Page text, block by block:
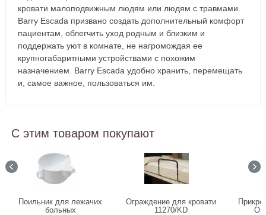
кровати малоподвижным людям или людям с травмами.
Barry Escada призвано создать дополнительный комфорт
пациентам, облегчить уход родным и близким и
поддержать уют в комнате, не нагромождая ее
крупногабаритными устройствами с похожим
назначением. Barry Escada удобно хранить, перемещать
и, самое важное, пользоваться им.
С этим товаром покупают
Поильник для лежачих
больных
Ограждение для кровати
11270/KD